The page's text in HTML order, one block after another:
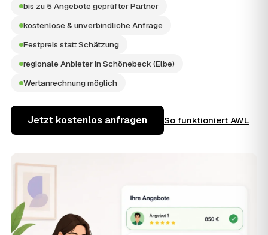
bis zu 5 Angebote geprüfter Partner
kostenlose & unverbindliche Anfrage
Festpreis statt Schätzung
regionale Anbieter in Schönebeck (Elbe)
Wertanrechnung möglich
Jetzt kostenlos anfragen So funktioniert AWL